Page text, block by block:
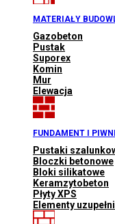
MATERIAŁY
Gazobeton
Pustak
Suporex
Komin
Mur
Elewacja
FUNDAMENT I
Pustaki
Bloczki betonowe
Bloki silikatowe
Keramzytobeton
Płyty XPS
Elementy